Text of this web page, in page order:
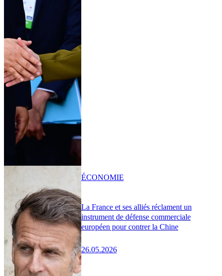
La France et ses alliés réclament un
instrument de défense commerciale
européen pour contrer la Chine
26.05.2026
ÉCONOMIE